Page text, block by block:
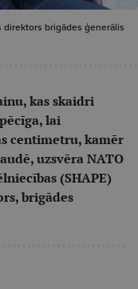
direktors brigādes ģenerālis
kas skaidri
lai
centimetru, kamēr
uzsvēra NATO
(SHAPE)
brigādes